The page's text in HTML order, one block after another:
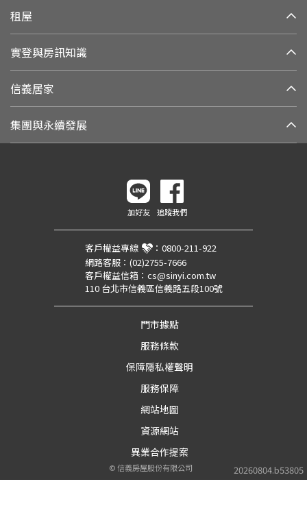
租屋
實登與房訊知識
信義居家
集團與永續發展
20260804.b53805
加好友 追蹤我們
客戶權益專線 ： 0800-211-922
網路客服： (02)2755-7666
客戶權益信箱： cs@sinyi.com.tw
110 台北市信義區信義路五段100號
門市據點
服務條款
保障隱私權聲明
服務保障
網站地圖
資源網站
異業合作提案
©信義房屋股份有限公司